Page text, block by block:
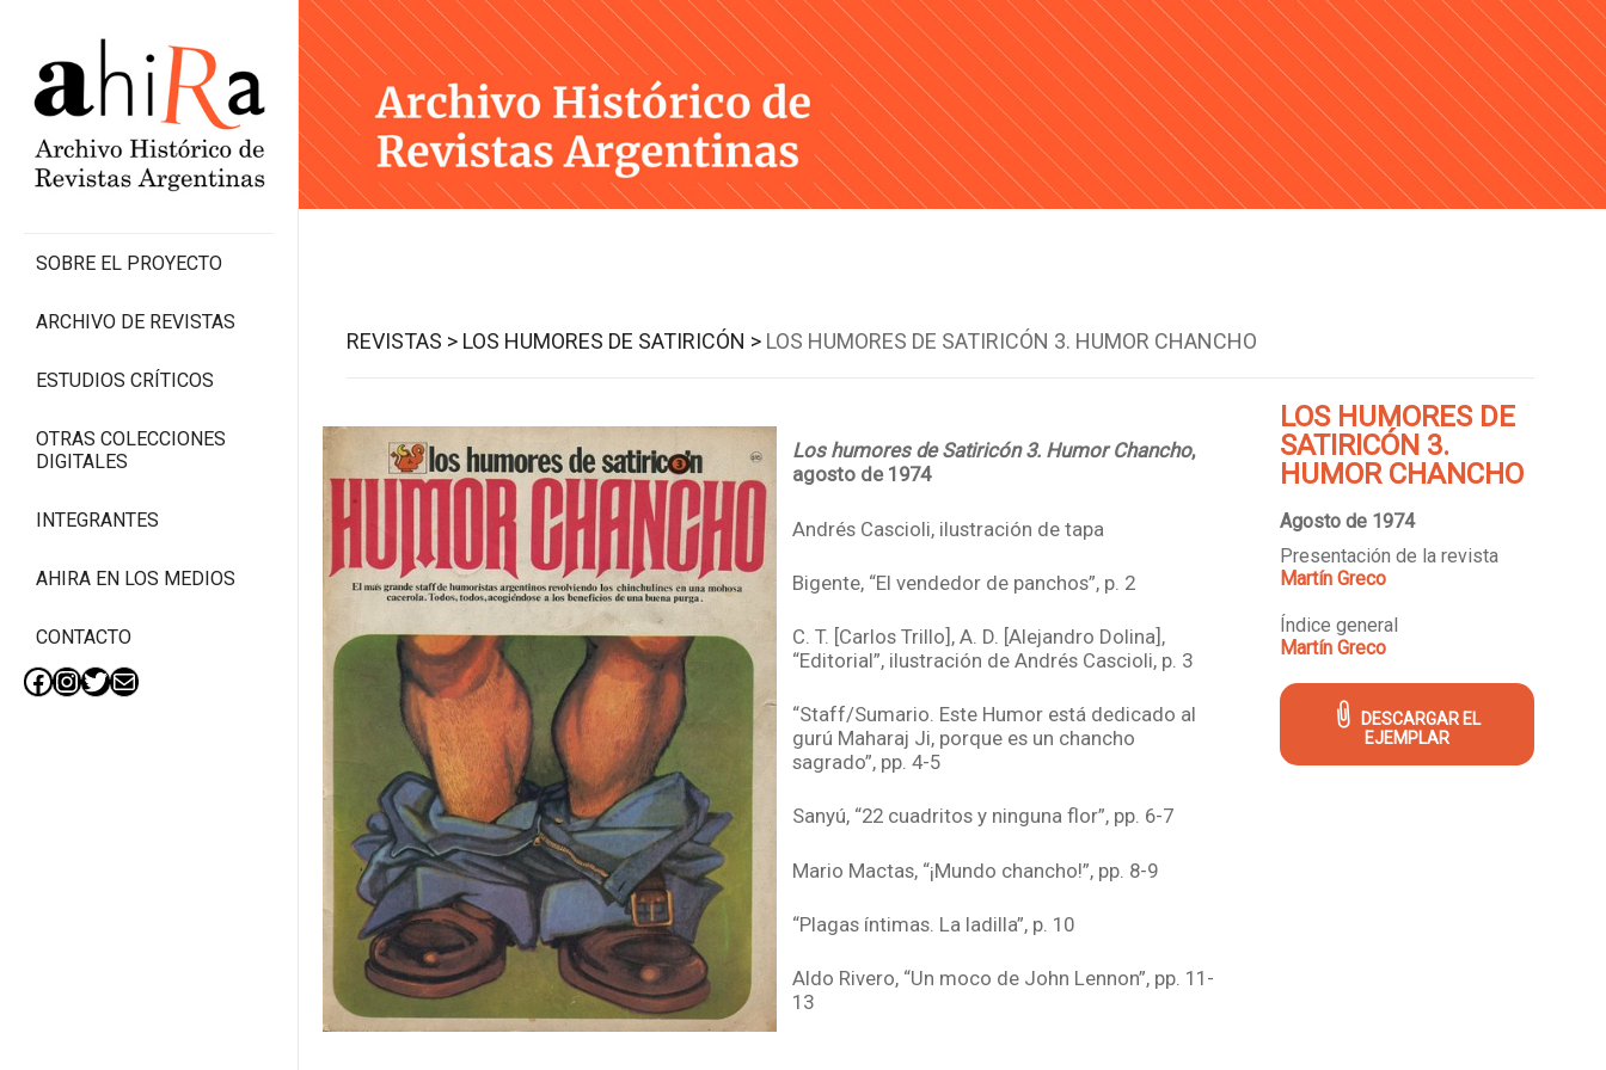
Skip
to
content
SOBRE EL PROYECTO
ARCHIVO DE REVISTAS
ESTUDIOS CRÍTICOS
OTRAS COLECCIONES
DIGITALES
INTEGRANTES
AHIRA EN LOS MEDIOS
CONTACTO
Facebook
Instagram
Twitter
Mail
REVISTAS > LOS HUMORES DE SATIRICÓN > LOS HUMORES DE SATIRICÓN 3. HUMOR CHANCHO
Los humores de Satiricón 3. Humor Chancho,
agosto de 1974
Andrés Cascioli, ilustración de tapa
Bigente, “El vendedor de panchos”, p. 2
C. T. [Carlos Trillo], A. D. [Alejandro Dolina],
“Editorial”, ilustración de Andrés Cascioli, p. 3
“Staff/Sumario. Este Humor está dedicado al
gurú Maharaj Ji, porque es un chancho
sagrado”, pp. 4-5
Sanyú, “22 cuadritos y ninguna flor”, pp. 6-7
Mario Mactas, “¡Mundo chancho!”, pp. 8-9
“Plagas íntimas. La ladilla”, p. 10
Aldo Rivero, “Un moco de John Lennon”, pp. 11-
13
LOS HUMORES DE
SATIRICÓN 3.
HUMOR CHANCHO
Agosto de 1974
Presentación de la revista
Martín Greco
Índice general
Martín Greco
DESCARGAR EL
EJEMPLAR